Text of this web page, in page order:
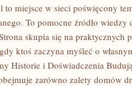
to miejsce w sieci poświęcony
To pomocne źródło
skupia się na praktycznych
ktoś zaczyna myśleć o
Historie i Doświadczenia
zarówno zalety domów